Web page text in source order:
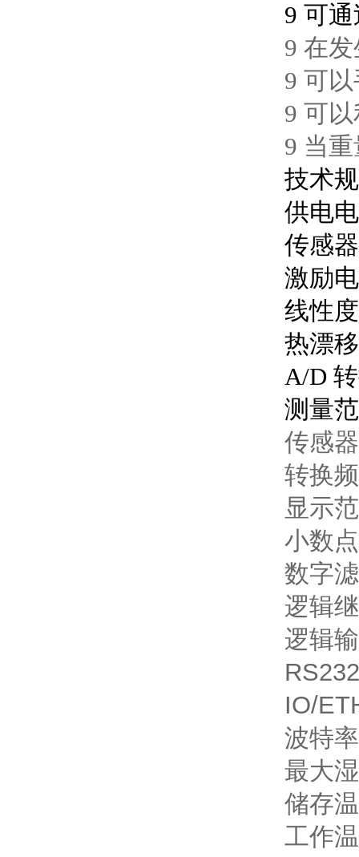
9 可
9 在
9 可
9 可
9 当
技术
供电
传感
激励
线性
热漂
A/D
测量
传感
转换
显示
小数点
数字
逻辑
逻辑
IO/
波特
最大
储存
工作